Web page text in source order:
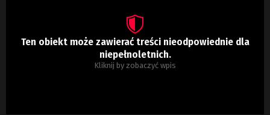
Ten obiekt może zawierać treści nieodpowiednie dla
niepełnoletnich.
Kliknij by zobaczyć wpis